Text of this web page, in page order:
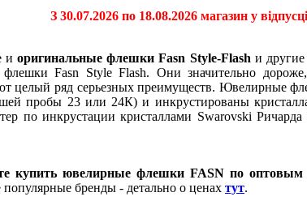
З 30.07.2026 по 18.08.2026 магазин у
и оригинальные флешки Fasn Style-Flash и
Fasn Style Flash. Они значительно
целый ряд серьезных преимуществ. Ювелирные
пробы 23 или 24К) и инкрустированы
по инкрустации кристаллами Swarovski
купить ювелирные флешки FASN по оптовым
бренды - детально о ценах тут.